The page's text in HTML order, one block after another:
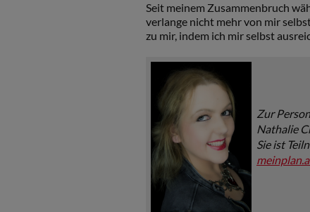
Seit meinem Zusammenbruch
verlange nicht mehr von mir
zu mir, indem ich mir selbst
Zur
Nathalie
Sie ist